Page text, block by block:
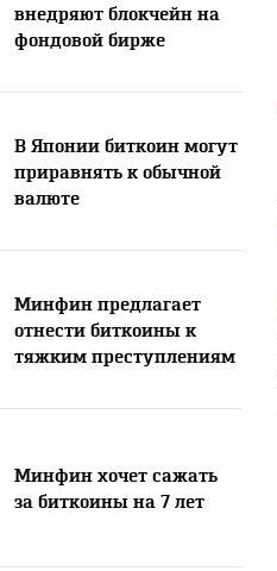
внедряют блокчейн на
фондовой бирже
В Японии биткоин могут
приравнять к обычной
валюте
Минфин предлагает
отнести биткоины к
тяжким преступлениям
Минфин хочет сажать
за биткоины на 7 лет